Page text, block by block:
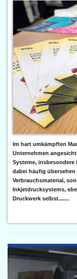
Im hart umkämpften
Unternehmen
Systeme, insbesondere
dabei häufig
Verbrauchsmaterial,
Inkjetdrucksystems,
Druckwerk selbst.......